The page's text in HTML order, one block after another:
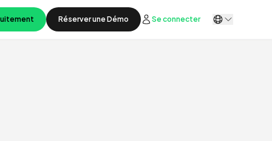
Réserver une Démo Se connecter